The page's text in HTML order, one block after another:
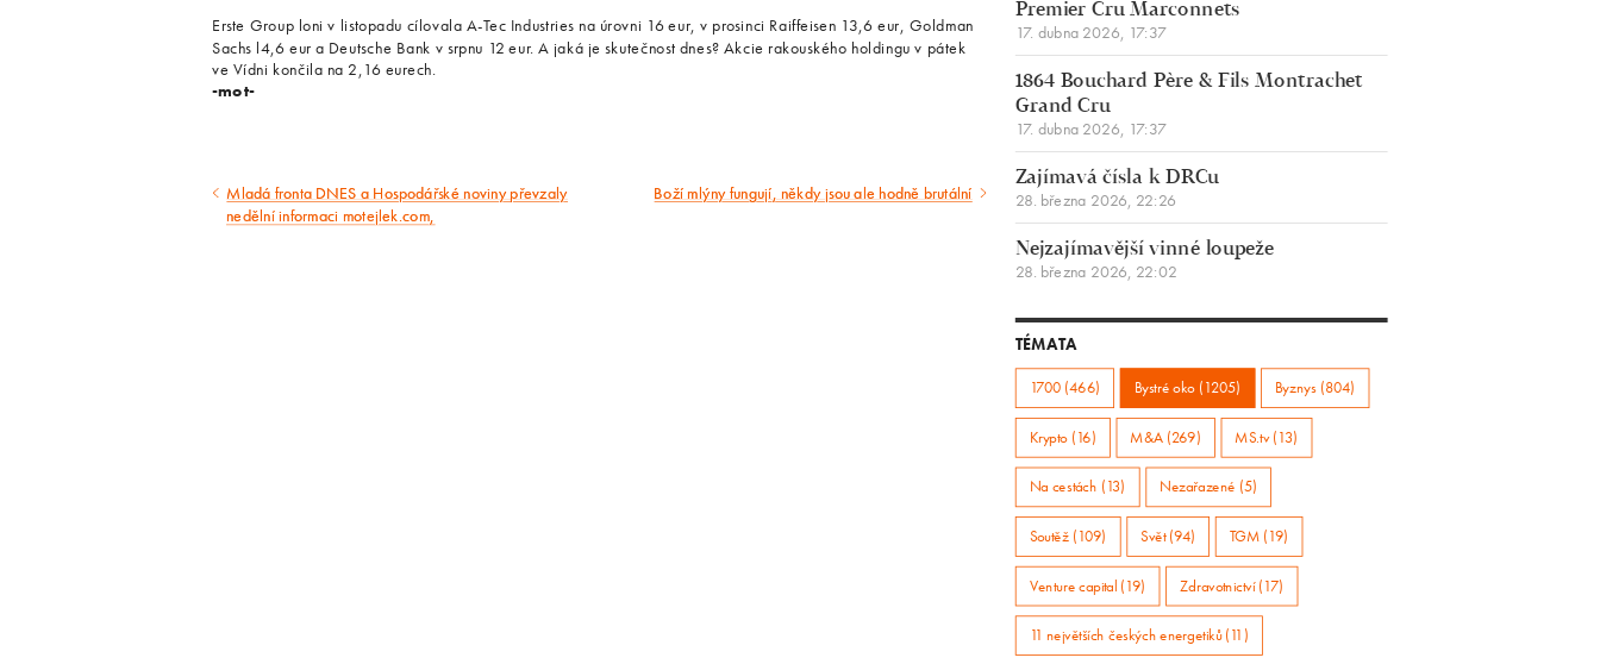
Erste Group loni v listopadu cílovala A-Tec Industries na úrovni 16 eur, v prosinci Raiffeisen 13,6 eur, Goldman
Sachs l4,6 eur a Deutsche Bank v srpnu 12 eur. A jaká je skutečnost dnes? Akcie rakouského holdingu v pátek
ve Vídni končila na 2,16 eurech.
-mot-
Předcházející
Mladá fronta DNES a Hospodářské noviny převzaly
nedělní informaci motejlek.com,
Následující
Boží mlýny fungují, někdy jsou ale hodně brutální
Premier Cru Marconnets
17. dubna 2026, 17:37
1864 Bouchard Père & Fils Montrachet
Grand Cru
17. dubna 2026, 17:37
Zajímavá čísla k DRCu
28. března 2026, 22:26
Nejzajímavější vinné loupeže
28. března 2026, 22:02
TÉMATA
1700 (466) Bystré oko (1205) Byznys (804)
Krypto (16) M&A (269) MS.tv (13)
Na cestách (13) Nezařazené (5)
Soutěž (109) Svět (94) TGM (19)
Venture capital (19) Zdravotnictví (17)
11 největších českých energetiků (11)